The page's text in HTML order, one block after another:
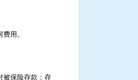
用。
被保险存款：存